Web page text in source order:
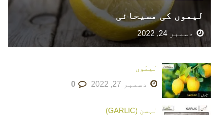
لیموں کی مسیحائی
دسمبر 24, 2022
لیمُوں
دسمبر 27, 2022
لہسن (GARLIC)